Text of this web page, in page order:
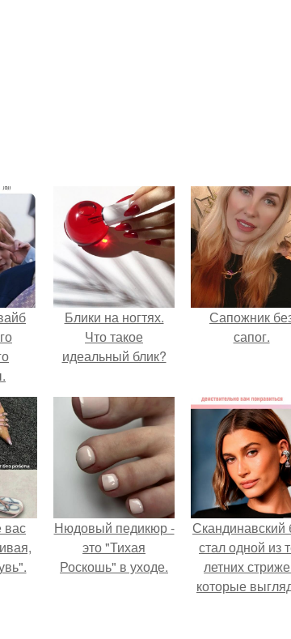
Блики на ногтях.
Что такое
идеальный блик?
Сапожник
сапог.
Нюдовый педикюр -
это "Тихая
Роскошь" в уходе.
Скандинавский
стал одной из
летних
которые